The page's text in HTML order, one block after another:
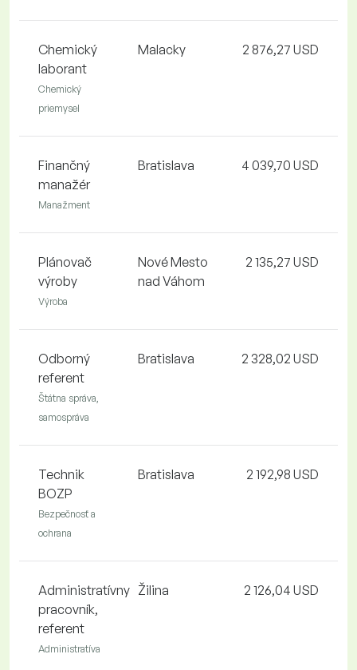
Chemický
laborant
Chemický
priemysel
Malacky 2 876,27 USD
Finančný
manažér
Manažment
Bratislava 4 039,70 USD
Plánovač
výroby
Výroba
Nové Mesto
nad Váhom
2 135,27 USD
Odborný
referent
Štátna správa,
samospráva
Bratislava 2 328,02 USD
Technik
BOZP
Bezpečnosť a
ochrana
Bratislava 2 192,98 USD
Administratívny
pracovník,
referent
Administratíva
Žilina 2 126,04 USD